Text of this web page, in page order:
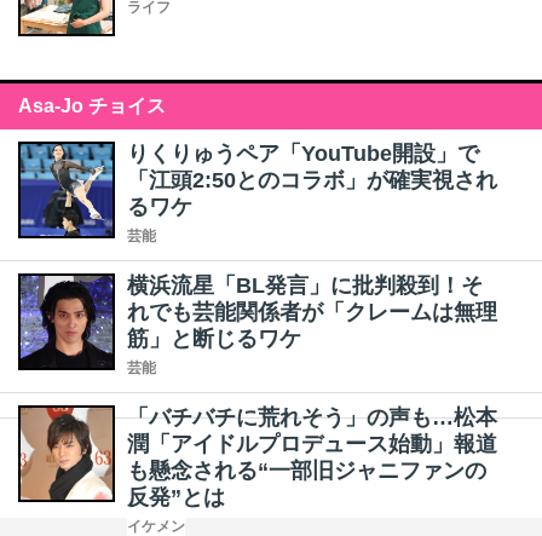
ライフ
Asa-Jo チョイス
りくりゅうペア「YouTube開設」で
「江頭2:50とのコラボ」が確実視され
るワケ
芸能
横浜流星「BL発言」に批判殺到！そ
れでも芸能関係者が「クレームは無理
筋」と断じるワケ
芸能
「バチバチに荒れそう」の声も…松本
潤「アイドルプロデュース始動」報道
も懸念される“一部旧ジャニファンの
反発”とは
イケメン